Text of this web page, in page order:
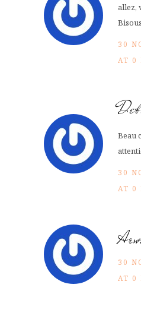
allez,
30
AT 0
Beau
30
AT 0
30
AT 0